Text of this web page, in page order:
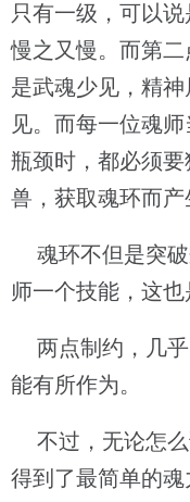
只有一级，可以
慢之又慢。而第
是武魂少见，精
见。而每一位魂
瓶颈时，都必须
兽，获取魂环而产
魂环不但是突破
师一个技能，这也
两点制约，几乎
能有所作为。
不过，无论怎么
得到了最简单的